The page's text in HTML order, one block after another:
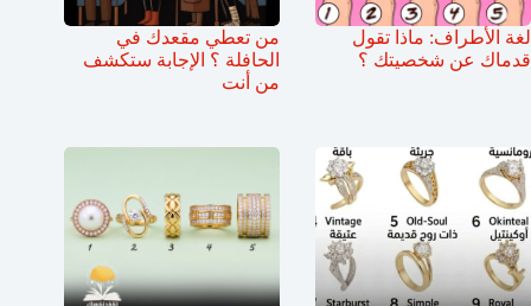
لغة الأطراف: ماذا تقول
قدماك عن شخصيتك ؟
من تعطي مقعدك في
الحافلة ؟ الإجابة ستكشف
من أنت